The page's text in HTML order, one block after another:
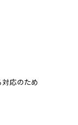
対応のため